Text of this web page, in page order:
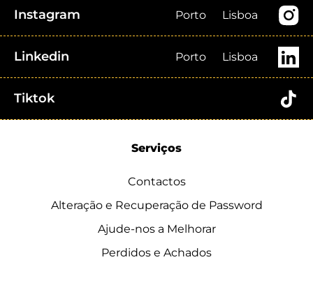
Instagram Porto Lisboa
Linkedin Porto Lisboa
Tiktok
Serviços
Contactos
Alteração e Recuperação de Password
Ajude-nos a Melhorar
Perdidos e Achados